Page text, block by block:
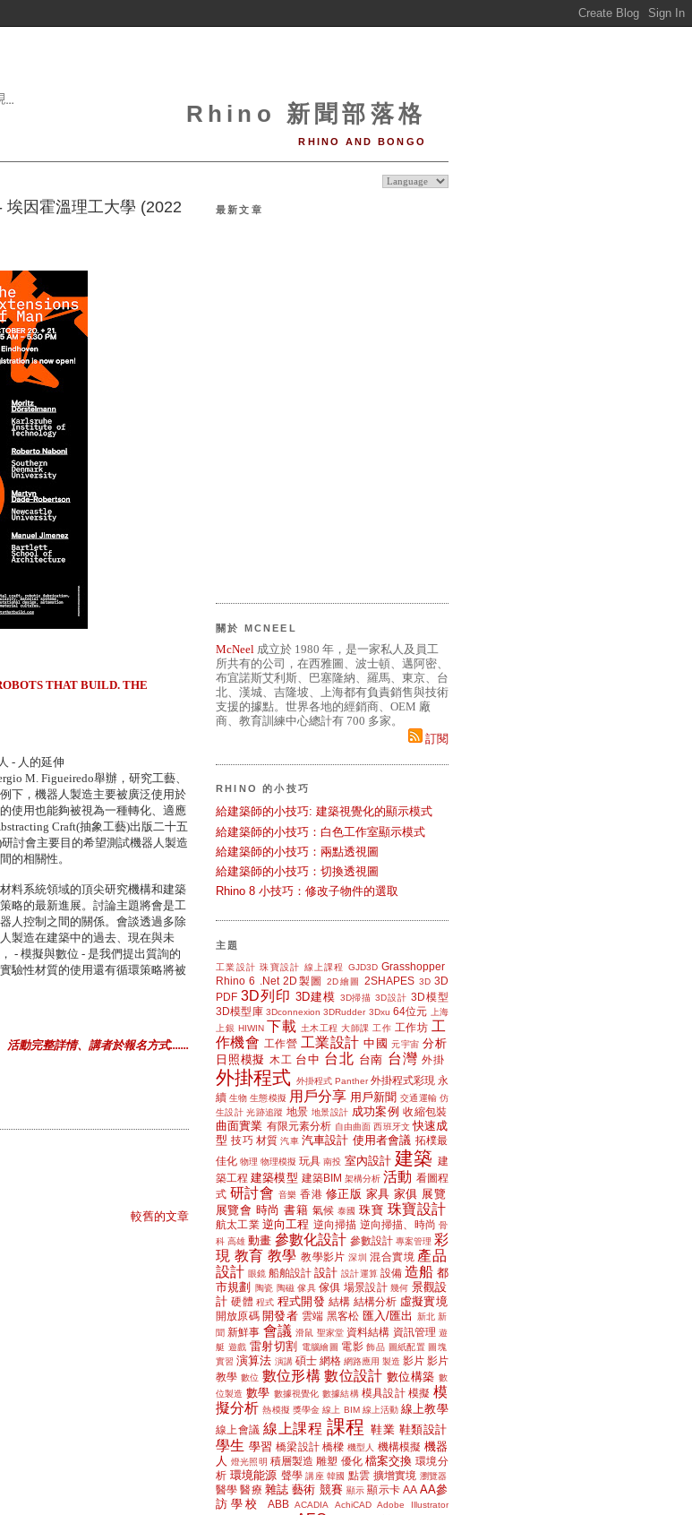
Rhino 新聞部落格
RHINO AND BONGO
因霍溫理工大學 (2022
THAT BUILD. THE
- 人的延伸
M. Figueiredo舉辦，研究工藝、
下，機器人製造主要被廣泛使用於
使用也能夠被視為一種轉化、適應
Craft(抽象工藝)出版二十五
討會主要目的希望測試機器人製造
的相關性。
料系統領域的頂尖研究機構和建築
略的最新進展。討論主題將會是工
人控制之間的關係。會談透過多除
製造在建築中的過去、現在與未
- 模擬與數位 - 是我們提出質詢的
驗性材質的使用還有循環策略將被
活動完整詳情、講者於報名方式.......
較舊的文章
最新文章
關於 MCNEEL
McNeel 成立於 1980 年，是一家私人及員工
所共有的公司，在西雅圖、波士頓、邁阿密、
布宜諾斯艾利斯、巴塞隆納、羅馬、東京、台
北、漢城、吉隆坡、上海都有負責銷售與技術
支援的據點。世界各地的經銷商、OEM 廠
商、教育訓練中心總計有 700 多家。
訂閱
RHINO 的小技巧
給建築師的小技巧: 建築視覺化的顯示模式
給建築師的小技巧：白色工作室顯示模式
給建築師的小技巧：兩點透視圖
給建築師的小技巧：切換透視圖
Rhino 8 小技巧：修改子物件的選取
主題
工業設計 珠寶設計 線上課程 GJD3D Grasshopper
Rhino 6
.Net 2D製圖 2D繪圖 2SHAPES 3D 3D
PDF 3D列印 3D建模 3D掃描 3D設計 3D模型
3D模型庫 3Dconnexion 3DRudder 3Dxu 64位元
上海
上銀 HIWIN 下載 土木工程 大師課 工作 工作坊 工
作機會 工作營 工業設計 中國 元宇宙 分析
日照模擬
木工 台中 台北 台南 台灣 外掛
外掛程式 外掛程式 Panther 外掛程式彩現 永
續 生物 生態模擬 用戶分享 用戶新聞 交通運輸 仿
生設計 光跡追蹤 地景 地景設計 成功案例 收縮包裝
曲面實業 有限元素分析 自由曲面 西班牙文 快速成
型 技巧 材質 汽車 汽車設計 使用者會議 拓樸最
佳化 物理 物理模擬 玩具 南投 室內設計 建築 建
築工程 建築模型 建築BIM 架構分析 活動 看圖程
式 研討會 音樂 香港 修正版 家具 家俱 展覽
展覽會 時尚 書籍 氣候 泰國 珠寶 珠寶設計
航太工業 逆向工程 逆向掃描 逆向掃描、時尚 骨
科 高雄 動畫 參數化設計 參數設計 專案管理 彩
現 教育 教學 教學影片 深圳 混合實境 產品
設計 眼鏡 船舶設計 設計 設計運算 設備 造船 都
市規劃
陶瓷 陶磁 傢具 傢俱 場景設計 幾何 景觀設
計 硬體 程式 程式開發 結構 結構分析 虛擬實境
開放原碼 開發者 雲端 黑客松 匯入/匯出 新北 新
聞 新鮮事 會議 滑鼠 聖家堂 資料結構 資訊管理 遊
艇 遊戲 雷射切割 電腦繪圖 電影 飾品 圖紙配置 圖塊
實習 演算法 演講 碩士 網格 網路應用 製造 影片 影片
教學 數位 數位形構 數位設計 數位構築 數
位製造 數學 數據視覺化 數據結構 模具設計 模擬 模
擬分析 熱模擬 獎學金 線上 BIM 線上活動 線上教學
線上會議 線上課程 課程 鞋業 鞋類設計
學生 學習 橋梁設計 橋樑 機型人 機構模擬 機器
人
燈光照明 積層製造 雕塑 優化 檔案交換 環境分
析 環境能源 聲學 講座 韓國 點雲 擴增實境 瀏覽器
醫學 醫療 雜誌 藝術 競賽 顯示 顯示卡 AA AA參
訪學校
ABB ACADIA AchiCAD
Adobe Illustrator